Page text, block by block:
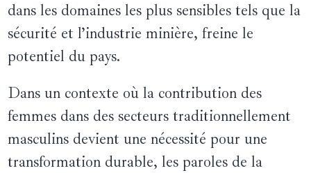
dans les domaines les plus sensibles tels que la
sécurité et l’industrie minière, freine le
potentiel du pays.
Dans un contexte où la contribution des
femmes dans des secteurs traditionnellement
masculins devient une nécessité pour une
transformation durable, les paroles de la